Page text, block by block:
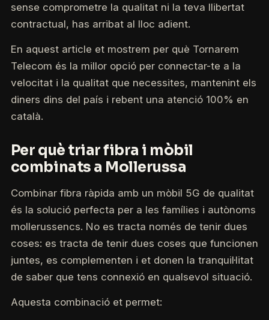
sense comprometre la qualitat ni la teva llibertat
contractual, has arribat al lloc adient.
En aquest article et mostrem per què Tornarem
Telecom és la millor opció per connectar-te a la
velocitat i la qualitat que necessites, mantenint els
diners dins del país i rebent una atenció 100% en
català.
Per què triar fibra i mòbil
combinats a Mollerussa
Combinar fibra ràpida amb un mòbil 5G de qualitat
és la solució perfecta per a les famílies i autònoms
mollerussencs. No es tracta només de tenir dues
coses: es tracta de tenir dues coses que funcionen
juntes, es complementen i et donen la tranquil·litat
de saber que tens connexió en qualsevol situació.
Aquesta combinació et permet: